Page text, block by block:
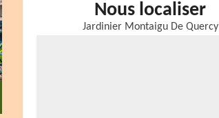
Nous localiser
Jardinier Montaigu De Quercy